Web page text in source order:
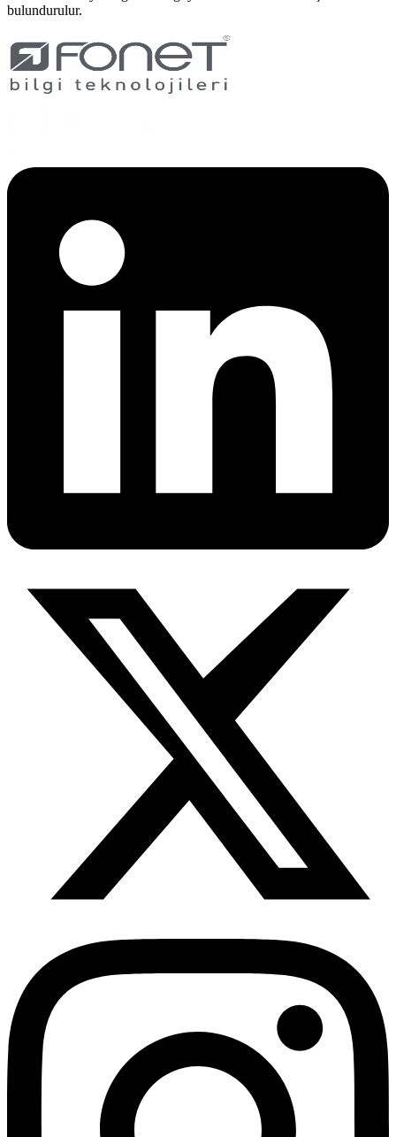
bulundurulur.